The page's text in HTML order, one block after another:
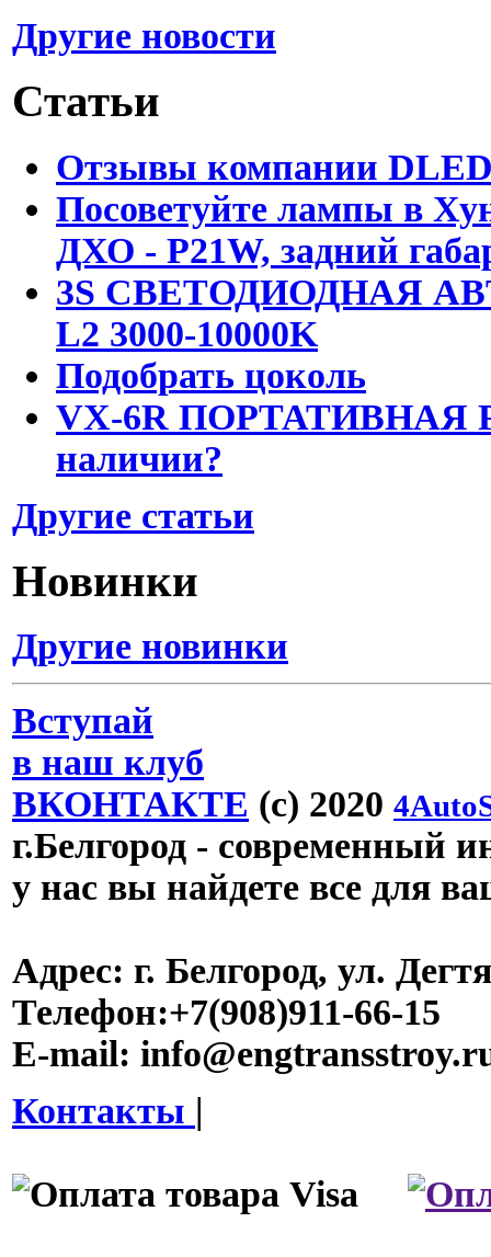
Другие новости
Статьи
Отзывы компании
Посоветуйте лампы в
ДХО - P21W, задний
3S СВЕТОДИОДНАЯ
L2 3000-10000K
Подобрать цоколь
VX-6R ПОРТАТИВНАЯ
наличии?
Другие статьи
Новинки
Другие новинки
Вступай
в наш клуб
ВКОНТАКТЕ (c) 2020
г.Белгород - современный
у нас вы найдете все для
Адрес: г. Белгород, ул.
Телефон:+7(908)911-66-15
E-mail:
Контакты |